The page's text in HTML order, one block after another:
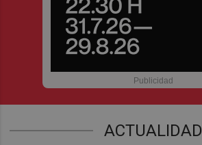
ACTUALIDAD